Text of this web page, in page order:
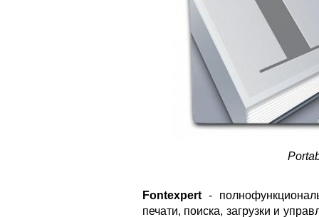
Fontexpert -
печати, поиска, загрузки и